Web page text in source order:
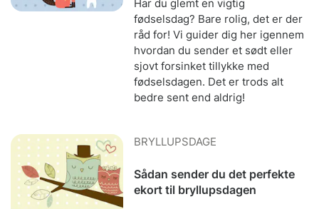
Har du glemt en vigtig
fødselsdag? Bare rolig, det er der
råd for! Vi guider dig her igennem
hvordan du sender et sødt eller
sjovt forsinket tillykke med
fødselsdagen. Det er trods alt
bedre sent end aldrig!
BRYLLUPSDAGE
Sådan sender du det perfekte
ekort til bryllupsdagen